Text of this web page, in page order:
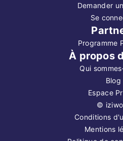
Demander
Se
Programme
À propos
Qui
Blog
Espace
©
Conditions
Mentions